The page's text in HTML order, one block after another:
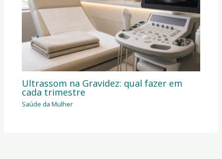
Ultrassom na Gravidez: qual fazer em
cada trimestre
Saúde da Mulher